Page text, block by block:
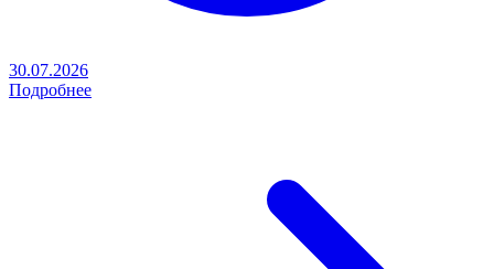
30.07.2026
Подробнее